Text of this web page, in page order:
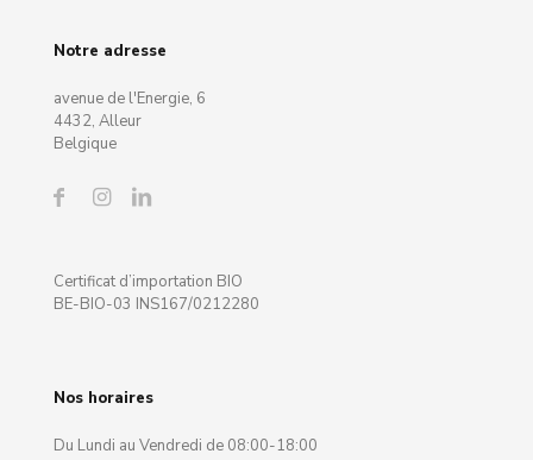
Notre adresse
avenue de l'Energie, 6
4432, Alleur
Belgique
Certificat d’importation BIO
BE-BIO-03 INS167/0212280
Nos horaires
Du Lundi au Vendredi de 08:00-18:00